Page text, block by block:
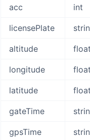
acc int
licensePlate
altitude float
longitude float
latitude float
gateTime
gpsTime